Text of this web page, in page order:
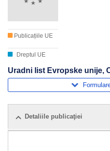
Publicațiile UE
Dreptul UE
Uradni list Evropske unije,
Detaliile publicaţiei